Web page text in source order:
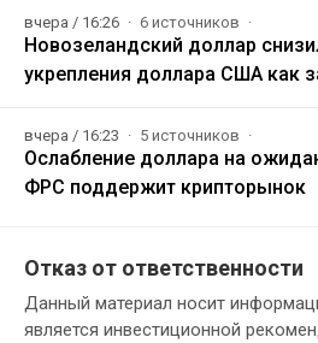
вчера / 16:26 6 источников
Новозеландский доллар
укрепления доллара США как
вчера / 16:23 5 источников
Ослабление доллара на
ФРС поддержит крипторынок
Отказ от ответственности
Данный материал носит
является инвестиционной